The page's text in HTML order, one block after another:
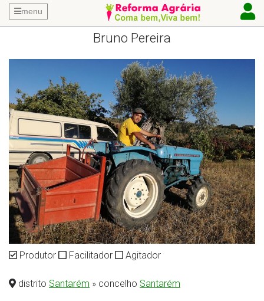
menu
Bruno Pereira
Produtor Facilitador Agitador
distrito Santarém » concelho Santarém